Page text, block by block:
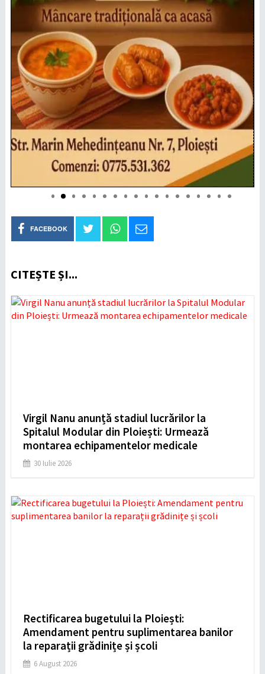
FACEBOOK
CITEȘTE ȘI...
Virgil Nanu anunță stadiul lucrărilor la
Spitalul Modular din Ploiești: Urmează
montarea echipamentelor medicale
30 Iulie 2026
Rectificarea bugetului la Ploiești:
Amendament pentru suplimentarea banilor
la reparații grădinițe și școli
6 August 2026